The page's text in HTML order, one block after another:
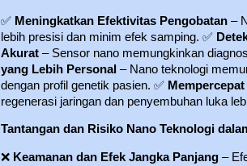
✅ Meningkatkan Efektivitas Pengobatan –
lebih presisi dan minim efek samping. ✅
Akurat – Sensor nano memungkinkan
yang Lebih Personal – Nano teknologi
dengan profil genetik pasien. ✅
regenerasi jaringan dan penyembuhan luka
Tantangan dan Risiko Nano Teknologi
❌ Keamanan dan Efek Jangka Panjang –